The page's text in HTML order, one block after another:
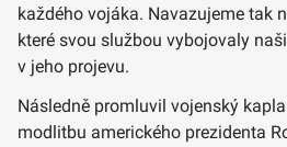
každého vojáka. Navazujeme tak
které svou službou vybojovaly
v jeho projevu.
Následně promluvil vojenský
modlitbu amerického prezidenta